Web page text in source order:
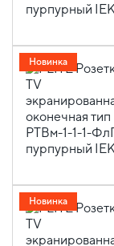
Новинка
Новинка